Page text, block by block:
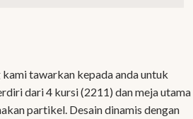
kami tawarkan kepada anda untuk
dari 4 kursi (2211) dan meja utama
partikel. Desain dinamis dengan